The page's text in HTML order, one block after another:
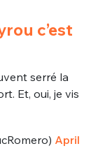
c’est
serré la
Et, oui, je vis
April